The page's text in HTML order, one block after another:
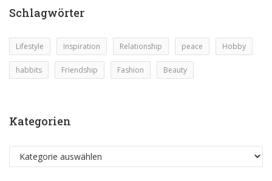
Schlagwörter
Lifestyle Inspiration Relationship peace Hobby
habbits Friendship Fashion Beauty
Kategorien
Kategorien